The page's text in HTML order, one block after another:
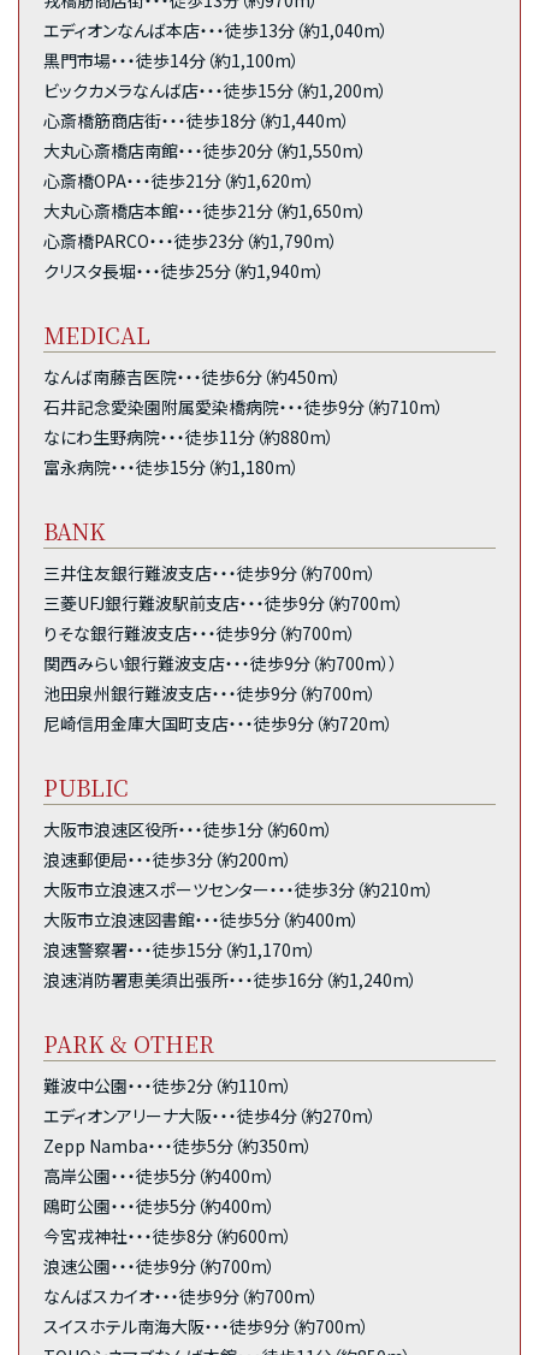
エディオンなんば本店・・・徒歩13分（約1,040m）
黒門市場・・・徒歩14分（約1,100m）
ビックカメラなんば店・・・徒歩15分（約1,200m）
心斎橋筋商店街・・・徒歩18分（約1,440m）
大丸心斎橋店南館・・・徒歩20分（約1,550m）
心斎橋OPA・・・徒歩21分（約1,620m）
大丸心斎橋店本館・・・徒歩21分（約1,650m）
心斎橋PARCO・・・徒歩23分（約1,790m）
クリスタ長堀・・・徒歩25分（約1,940m）
MEDICAL
なんば南藤吉医院・・・徒歩6分（約450m）
石井記念愛染園附属愛染橋病院・・・徒歩9分（約710m）
なにわ生野病院・・・徒歩11分（約880m）
富永病院・・・徒歩15分（約1,180m）
BANK
三井住友銀行難波支店・・・徒歩9分（約700m）
三菱UFJ銀行難波駅前支店・・・徒歩9分（約700m）
りそな銀行難波支店・・・徒歩9分（約700m）
関西みらい銀行難波支店・・・徒歩9分（約700m））
池田泉州銀行難波支店・・・徒歩9分（約700m）
尼崎信用金庫大国町支店・・・徒歩9分（約720m）
PUBLIC
大阪市浪速区役所・・・徒歩1分（約60m）
浪速郵便局・・・徒歩3分（約200m）
大阪市立浪速スポーツセンター・・・徒歩3分（約210m）
大阪市立浪速図書館・・・徒歩5分（約400m）
浪速警察署・・・徒歩15分（約1,170m）
浪速消防署恵美須出張所・・・徒歩16分（約1,240m）
PARK & OTHER
難波中公園・・・徒歩2分（約110m）
エディオンアリーナ大阪・・・徒歩4分（約270m）
Zepp Namba・・・徒歩5分（約350m）
高岸公園・・・徒歩5分（約400m）
鴎町公園・・・徒歩5分（約400m）
今宮戎神社・・・徒歩8分（約600m）
浪速公園・・・徒歩9分（約700m）
なんばスカイオ・・・徒歩9分（約700m）
スイスホテル南海大阪・・・徒歩9分（約700m）